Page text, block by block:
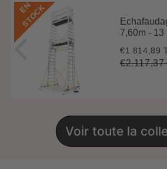
E
N
S
T
O
C
K
7,60m - 13
Prix
réduit
€1.814,89
Prix
€2.117,37
Voir toute la